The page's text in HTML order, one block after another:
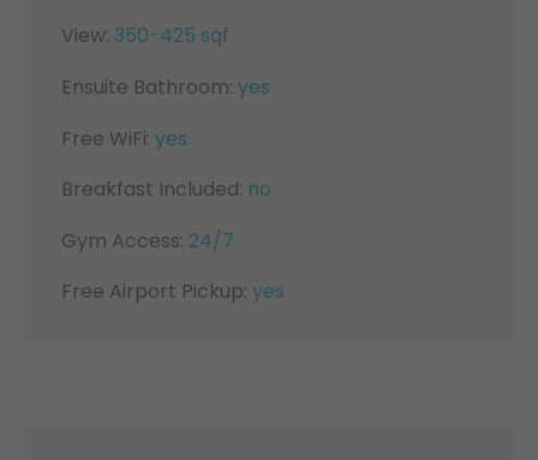
View: 350-425 sqf
Ensuite Bathroom: yes
Free WiFi: yes
Breakfast Included: no
Gym Access: 24/7
Free Airport Pickup: yes